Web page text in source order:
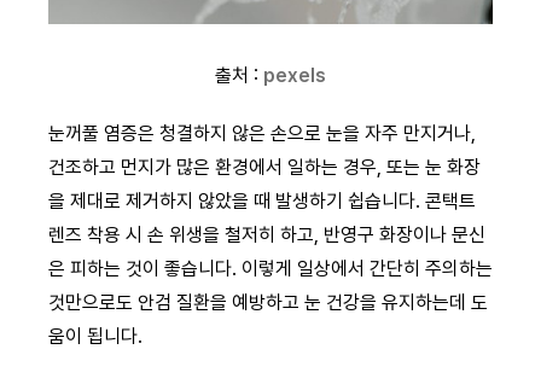
출처 : pexels
눈꺼풀 염증은 청결하지 않은 손으로 눈을 자주 만지거나,
건조하고 먼지가 많은 환경에서 일하는 경우, 또는 눈 화장
을 제대로 제거하지 않았을 때 발생하기 쉽습니다. 콘택트
렌즈 착용 시 손 위생을 철저히 하고, 반영구 화장이나 문신
은 피하는 것이 좋습니다. 이렇게 일상에서 간단히 주의하는
것만으로도 안검 질환을 예방하고 눈 건강을 유지하는데 도
움이 됩니다.